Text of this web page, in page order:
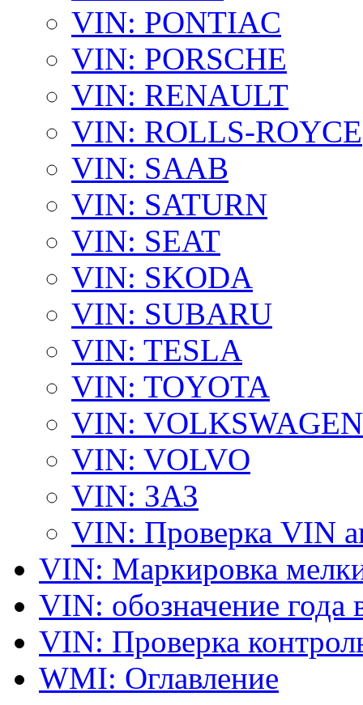
VIN: PONTIAC
VIN: PORSCHE
VIN: RENAULT
VIN: ROLLS-ROYCE
VIN: SAAB
VIN: SATURN
VIN: SEAT
VIN: SKODA
VIN: SUBARU
VIN: TESLA
VIN: TOYOTA
VIN: VOLKSWAGEN
VIN: VOLVO
VIN: ЗАЗ
VIN: Проверка VIN
VIN: Маркировка
VIN: обозначение года
VIN: Проверка
WMI: Оглавление